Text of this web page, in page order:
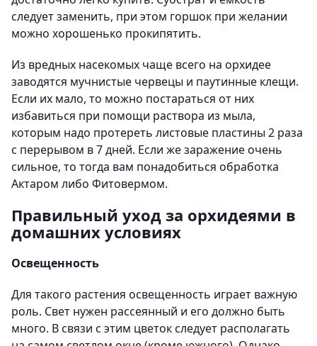
следует заменить, при этом горшок при желании
можно хорошенько прокипятить.
Из вредных насекомых чаще всего на орхидее
заводятся мучнистые червецы и паутинные клещи.
Если их мало, то можно постараться от них
избавиться при помощи раствора из мыла,
которым надо протереть листовые пластины 2 раза
с перерывом в 7 дней. Если же заражение очень
сильное, то тогда вам понадобиться обработка
Актаром либо Фитовермом.
Правильный уход за орхидеями в
домашних условиях
Освещенность
Для такого растения освещенность играет важную
роль. Свет нужен рассеянный и его должно быть
много. В связи с этим цветок следует располагать